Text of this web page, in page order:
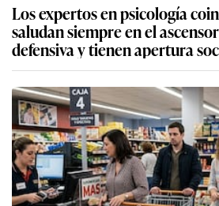
Los expertos en psicología
saludan siempre en el
defensiva y tienen apertura